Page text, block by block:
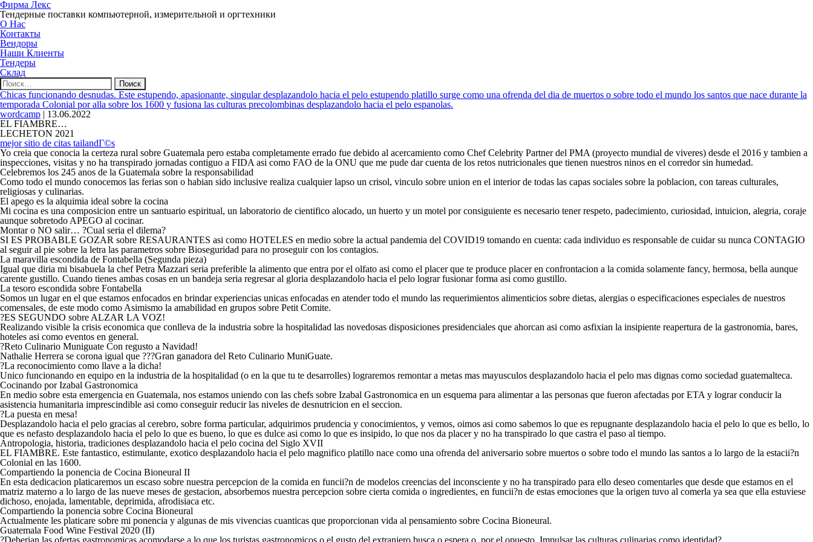
Фирма Лекс
Тендерные поставки компьютерной, измерительной и оргтехники
О Нас
Контакты
Вендоры
Наши Клиенты
Тендеры
Склад
Найти:
Chicas funcionando desnudas. Este estupendo, apasionante, singular desplazandolo hacia el pelo estupendo platillo surge como una ofrenda del dia de muertos o sobre todo el mundo los santos que nace durante la
temporada Colonial por alla sobre los 1600 y fusiona las culturas precolombinas desplazandolo hacia el pelo espanolas.
wordcamp | 13.06.2022
EL FIAMBRE…
LECHETON 2021
mejor sitio de citas tailandГ©s
Yo creia que conocia la certeza rural sobre Guatemala pero estaba completamente errado fue debido al acercamiento como Chef Celebrity Partner del PMA (proyecto mundial de vi­veres) desde el 2016 y tambien a
inspecciones, visitas y no ha transpirado jornadas contiguo a FIDA asi­ como FAO de la ONU que me pude dar cuenta de los retos nutricionales que tienen nuestros ninos en el corredor sin humedad.
Celebremos los 245 anos de la Guatemala sobre la responsabilidad
Como todo el mundo conocemos las ferias son o habian sido inclusive realiza cualquier lapso un crisol, vinculo sobre union en el interior de todas las capas sociales sobre la poblacion, con tareas culturales,
religiosas y culinarias.
El apego es la alquimia ideal sobre la cocina
Mi cocina es una composicion entre un santuario espiritual, un laboratorio de cientifico alocado, un huerto y un motel por consiguiente es necesario tener respeto, padecimiento, curiosidad, intuicion, alegria, coraje
aunque sobretodo APEGO al cocinar.
Montar o NO salir… ?Cual seri­a el dilema?
SI ES PROBABLE GOZAR sobre RESAURANTES asi­ como HOTELES en medio sobre la actual pandemia del COVID19 tomando en cuenta: cada individuo es responsable de cuidar su nunca CONTAGIO
al seguir al pie sobre la letra las parametros sobre Bioseguridad para no proseguir con los contagios.
La maravilla escondida de Fontabella (Segunda pieza)
Igual que diria mi bisabuela la chef Petra Mazzari seri­a preferible la alimento que entra por el olfato asi­ como el placer que te produce placer en confrontacion a la comida solamente fancy, hermosa, bella aunque
carente gustillo. Cuando tienes ambas cosas en un bandeja seri­a regresar al gloria desplazandolo hacia el pelo lograr fusionar forma asi­ como gustillo.
La tesoro escondida sobre Fontabella
Somos un lugar en el que estamos enfocados en brindar experiencias unicas enfocadas en atender todo el mundo las requerimientos alimenticios sobre dietas, alergias o especificaciones especiales de nuestros
comensales, de este modo como Asimismo la amabilidad en grupos sobre Petit Comite.
?ES SEGUNDO sobre ALZAR LA VOZ!
Realizando visible la crisis economica que conlleva de la industria sobre la hospitalidad las novedosas disposiciones presidenciales que ahorcan asi­ como asfixian la insipiente reapertura de la gastronomia, bares,
hoteles asi­ como eventos en general.
?Reto Culinario Muniguate Con regusto a Navidad!
Nathalie Herrera se corona igual que ???Gran ganadora del Reto Culinario MuniGuate.
?La reconocimiento como llave a la dicha!
Unico funcionando en equipo en la industria de la hospitalidad (o en la que tu te desarrolles) lograremos remontar a metas mas mayusculos desplazandolo hacia el pelo mas dignas como sociedad guatemalteca.
Cocinando por Izabal Gastronomica
En medio sobre esta emergencia en Guatemala, nos estamos uniendo con las chefs sobre Izabal Gastronomica en un esquema para alimentar a las personas que fueron afectadas por ETA y lograr conducir la
asistencia humanitaria imprescindible asi­ como conseguir reducir las niveles de desnutricion en el seccion.
?La puesta en mesa!
Desplazandolo hacia el pelo gracias al cerebro, sobre forma particular, adquirimos prudencia y conocimientos, y vemos, oimos asi­ como sabemos lo que es repugnante desplazandolo hacia el pelo lo que es bello, lo
que es nefasto desplazandolo hacia el pelo lo que es bueno, lo que es dulce asi­ como lo que es insipido, lo que nos da placer y no ha transpirado lo que castra el paso al tiempo.
Antropologia, historia, tradiciones desplazandolo hacia el pelo cocina del Siglo XVII
EL FIAMBRE. Este fantastico, estimulante, exotico desplazandolo hacia el pelo magnifico platillo nace como una ofrenda del aniversario sobre muertos o sobre todo el mundo las santos a lo largo de la estacii?n
Colonial en las 1600.
Compartiendo la ponencia de Cocina Bioneural II
En esta dedicacion platicaremos un escaso sobre nuestra percepcion de la comida en funcii?n de modelos creencias del inconsciente y no ha transpirado para ello deseo comentarles que desde que estamos en el
matriz materno a lo largo de las nueve meses de gestacion, absorbemos nuestra percepcion sobre cierta comida o ingredientes, en funcii?n de estas emociones que la origen tuvo al comerla ya sea que ella estuviese
dichoso, enojada, lamentable, deprimida, afrodisiaca etc.
Compartiendo la ponencia sobre Cocina Bioneural
Actualmente les platicare sobre mi ponencia y algunas de mis vivencias cuanticas que proporcionan vida al pensamiento sobre Cocina Bioneural.
Guatemala Food Wine Festival 2020 (II)
?Deberian las ofertas gastronomicas acomodarse a lo que los turistas gastronomicos o el gusto del extranjero busca o espera o, por el opuesto, Impulsar las culturas culinarias como identidad?